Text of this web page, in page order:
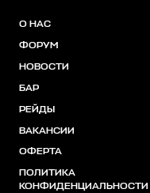
О НАС
ФОРУМ
НОВОСТИ
БАР
РЕЙДЫ
ВАКАНСИИ
ОФЕРТА
ПОЛИТИКА
КОНФИДЕНЦИАЛЬНОСТИ